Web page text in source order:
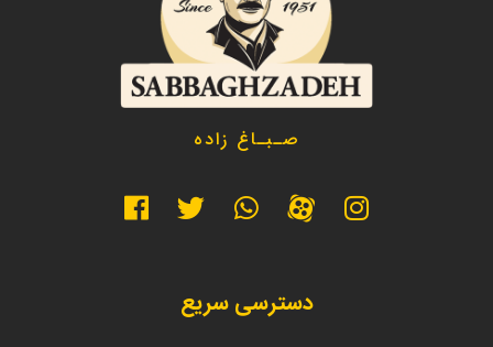
صـبـاغ زاده
دسترسی سریع